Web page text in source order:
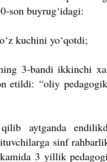
son buyrug‘idagi:
kuchini yo‘qotdi;
3-bandi ikkinchi
etildi: “oliy
aytganda
sinf
3 yillik